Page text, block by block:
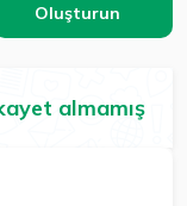
Oluşturun
almamış